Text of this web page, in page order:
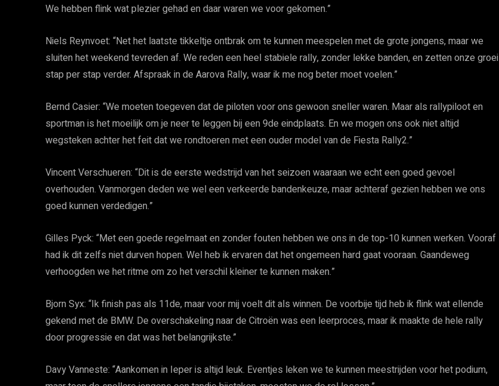
We hebben flink wat plezier gehad en daar waren we voor gekomen.”
Niels Reynvoet: “Net het laatste tikkeltje ontbrak om te kunnen meespelen met de grote jongens, maar we
sluiten het weekend tevreden af. We reden een heel stabiele rally, zonder lekke banden, en zetten onze groei
stap per stap verder. Afspraak in de Aarova Rally, waar ik me nog beter moet voelen.”
Bernd Casier: “We moeten toegeven dat de piloten voor ons gewoon sneller waren. Maar als rallypiloot en
sportman is het moeilijk om je neer te leggen bij een 9de eindplaats. En we mogen ons ook niet altijd
wegsteken achter het feit dat we rondtoeren met een ouder model van de Fiesta Rally2.”
Vincent Verschueren: “Dit is de eerste wedstrijd van het seizoen waaraan we echt een goed gevoel
overhouden. Vanmorgen deden we wel een verkeerde bandenkeuze, maar achteraf gezien hebben we ons
goed kunnen verdedigen.”
Gilles Pyck: “Met een goede regelmaat en zonder fouten hebben we ons in de top-10 kunnen werken. Vooraf
had ik dit zelfs niet durven hopen. Wel heb ik ervaren dat het ongemeen hard gaat vooraan. Gaandeweg
verhoogden we het ritme om zo het verschil kleiner te kunnen maken.”
Bjorn Syx: “Ik finish pas als 11de, maar voor mij voelt dit als winnen. De voorbije tijd heb ik flink wat ellende
gekend met de BMW. De overschakeling naar de Citroën was een leerproces, maar ik maakte de hele rally
door progressie en dat was het belangrijkste.”
Davy Vanneste: “Aankomen in Ieper is altijd leuk. Eventjes leken we te kunnen meestrijden voor het podium,